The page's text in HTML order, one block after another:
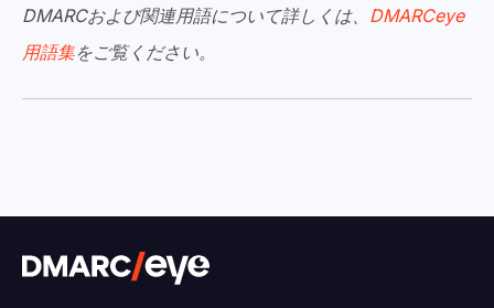
DMARCおよび関連用語について詳しくは、 DMARCeye
用語集をご覧ください。